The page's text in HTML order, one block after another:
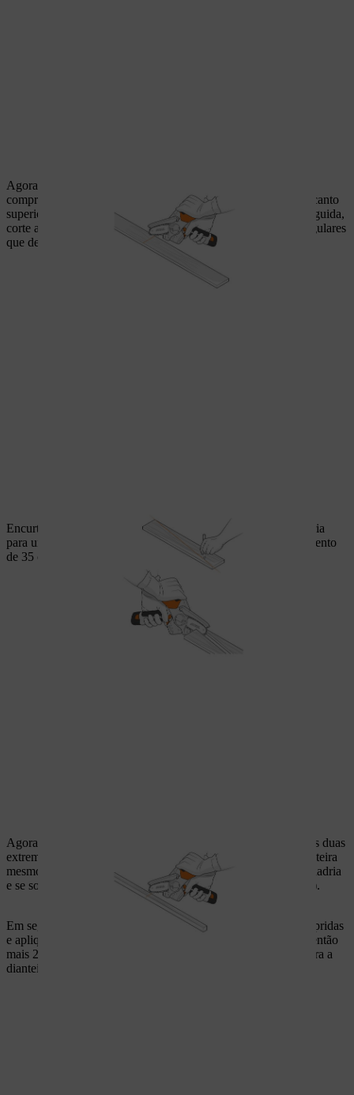
Agora, pegue numa das tábuas mais curtas (70 centímetros de
comprimento) e marque um traço ao comprimento a partir do canto
superior direito da tábua até ao canto inferior esquerdo. Em seguida,
corte a tábua ao longo da linha. Tem agora duas secções triangulares
que definem o ângulo da superfície de contacto da janela.
Encurte a madeira em esquadria. Corte 2 madeiras em esquadria
para um comprimento de 25 centímetros e 2 para um comprimento
de 35 centímetros.
Agora, aplique uma das madeiras em esquadria mais curtas nas duas
extremidades de uma tábua dianteira. Aplique outra tábua dianteira
mesmo por cima (nivelada). Veja se as madeiras estão em esquadria
e se sobrepõem cerca de 5 centímetros (esta é a base da estufa).
Em seguida, pegue nas duas madeiras em esquadria mais compridas
e aplique-as nas extremidades de uma tábua traseira. Aplique então
mais 2 tábuas traseiras imediatamente acima (à face). Tem agora a
dianteira e a traseira da sua estufa.